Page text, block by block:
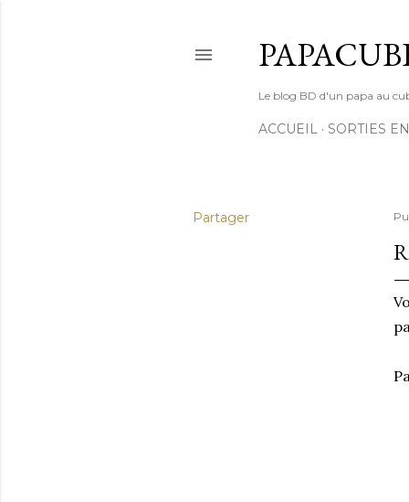
Le blog BD d'un papa au
ACCUEIL SORTIES
Partager